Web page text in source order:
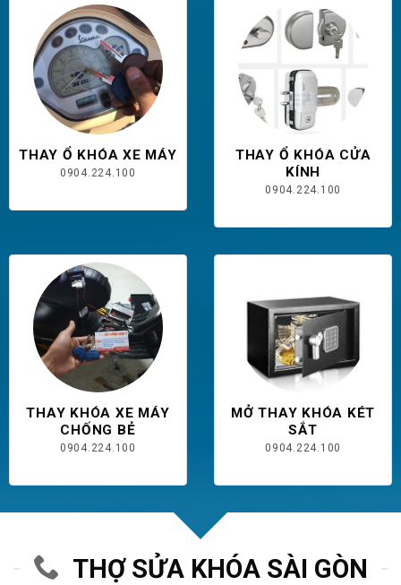
THAY Ổ KHÓA XE MÁY
0904.224.100
THAY Ổ KHÓA CỬA
KÍNH
0904.224.100
THAY KHÓA XE MÁY
CHỐNG BẺ
0904.224.100
MỞ THAY KHÓA KÉT
SẮT
0904.224.100
THỢ SỬA KHÓA SÀI GÒN